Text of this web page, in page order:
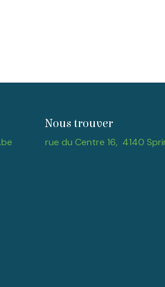
Nous trouver
rue du Centre 16, 4140